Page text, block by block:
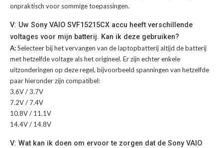
onpraktisch voor sommige toepassingen.
V: Uw Sony VAIO SVF15215CX accu heeft verschillende
voltages voor mijn batterij. Kan ik deze gebruiken?
A:Selecteer bij het vervangen van de laptopbatterij altijd de batterij
met hetzelfde voltage als het origineel. Er zijn echter enkele
uitzonderingen op deze regel, bijvoorbeeld spanningen van hetzelfde
paar hieronder zijn compatibel:
3.6V / 3.7V
7.2V / 7.4V
10.8V / 11.1V
14.4V / 14.8V
V: Wat kan ik doen om ervoor te zorgen dat de Sony VAIO